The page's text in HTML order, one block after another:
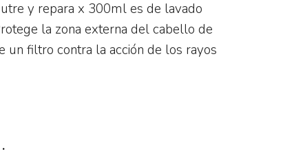
y repara x 300ml es de lavado
la zona externa del cabello de
un filtro contra la acción de los rayos